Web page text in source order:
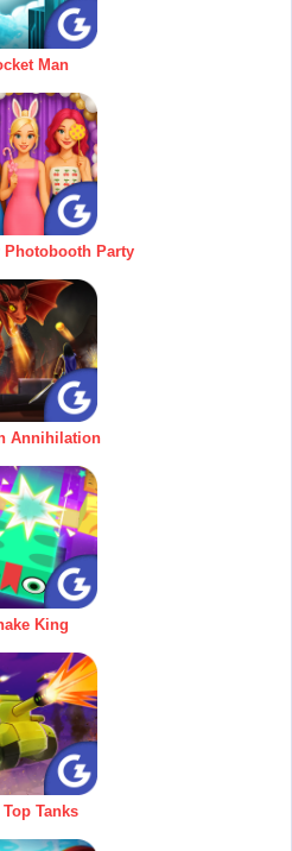
Man
Photobooth Party
Annihilation
King
Tanks